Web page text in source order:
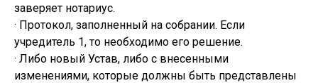
заверяет нотариус.
· Протокол, заполненный на собрании. Если
учредитель 1, то необходимо его решение.
· Либо новый Устав, либо с внесенными
изменениями, которые должны быть представлены